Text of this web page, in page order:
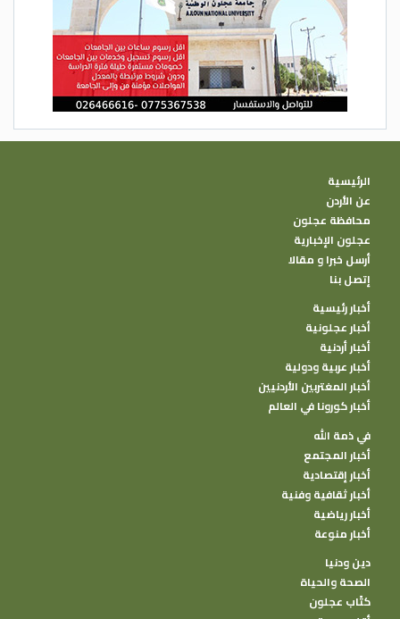
الرئيسية
عن الأردن
محافظة عجلون
عجلون الإخبارية
أرسل خبرا و مقالا
إتصل بنا
أخبار رئيسية
أخبار عجلونية
أخبار أردنية
أخبار عربية ودولية
أخبار المغتربين الأردنيين
أخبار كورونا في العالم
في ذمة الله
أخبار المجتمع
أخبار إقتصادية
أخبار ثقافية وفنية
أخبار رياضية
أخبار منوعة
دين ودنيا
الصحة والحياة
كتًاب عجلون